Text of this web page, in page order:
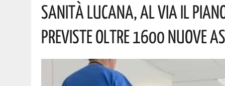
6 AGOSTO 2026
6 AGOSTO 2026 | POTENZA, PER IL GRAVE INCENDIO IN PROVINCIA CARABINIERI FORESTALI
6 AGOSTO 2026 A BRIENZA ARRIVA LA SAGRA DELLA PATATELLA ACCOMPAGNATA DA TANTA
Sanità Lucana, Al Via Il
Previste Oltre 1600 Nuove